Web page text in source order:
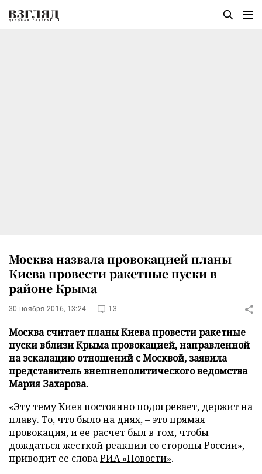
Москва назвала провокацией планы
Киева провести ракетные пуски в
районе Крыма
30 ноября 2016, 13:24 13
Москва считает планы Киева провести ракетные
пуски вблизи Крыма провокацией, направленной
на эскалацию отношений с Москвой, заявила
представитель внешнеполитического ведомства
Мария Захарова.
«Эту тему Киев постоянно подогревает, держит на
плаву. То, что было на днях, – это прямая
провокация, и ее расчет был в том, чтобы
дождаться жесткой реакции со стороны России», –
приводит ее словаРИА «Новости».